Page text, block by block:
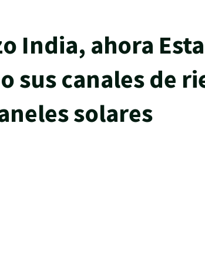
India, ahora
sus canales de
solares